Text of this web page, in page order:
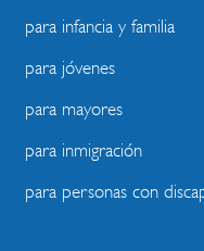
para infancia y familia
para jóvenes
para mayores
para inmigración
para personas con